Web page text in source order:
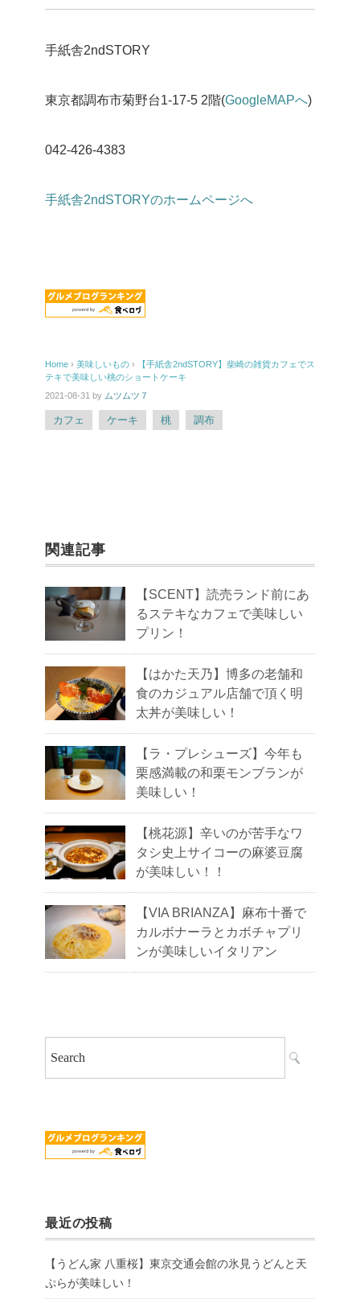
手紙舎2ndSTORY
東京都調布市菊野台1-17-5 2階(GoogleMAPへ)
042-426-4383
手紙舎2ndSTORYのホームページへ
Home › 美味しいもの ›
【手紙舎2ndSTORY】柴崎の雑貨カフェでス
テキで美味しい桃のショートケーキ
2021-08-31 by ムツムツ７
カフェ ケーキ 桃 調布
関連記事
【SCENT】読売ランド前にあ
るステキなカフェで美味しい
プリン！
【はかた天乃】博多の老舗和
食のカジュアル店舗で頂く明
太丼が美味しい！
【ラ・プレシューズ】今年も
栗感満載の和栗モンブランが
美味しい！
【桃花源】辛いのが苦手なワ
タシ史上サイコーの麻婆豆腐
が美味しい！！
【VIA BRIANZA】麻布十番で
カルボナーラとカボチャプリ
ンが美味しいイタリアン
最近の投稿
【うどん家 八重桜】東京交通会館の氷見うどんと天
ぷらが美味しい！